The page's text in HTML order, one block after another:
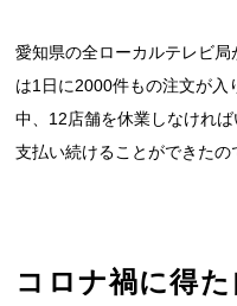
愛知県の全ローカルテレビ
は1日に2000件もの注文が入
中、12店舗を休業しなけれ
支払い続けることができたの
コロナ禍に得た